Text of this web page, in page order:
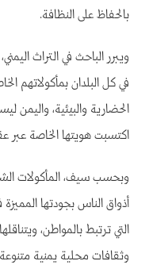
بالحفاظ على النظافة.
ويبرر الباحث في التراث
في كل البلدان بمأكولاتهم
الحضارية والبيئية، واليمن
اكتسبت هويتها الخاصة عبر
وبحسب سيف، المأكولات
أذواق الناس بجودتها
التي ترتبط بالمواطن،
وثقافات محلية يمنية